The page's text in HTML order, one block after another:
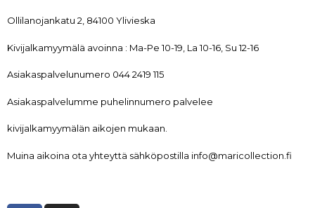
Ollilanojankatu 2, 84100 Ylivieska
Kivijalkamyymälä avoinna : Ma-Pe 10-19, La 10-16, Su 12-16
Asiakaspalvelunumero 044 2419 115
Asiakaspalvelumme puhelinnumero palvelee
kivijalkamyymälän aikojen mukaan.
Muina aikoina ota yhteyttä sähköpostilla info@maricollection.fi